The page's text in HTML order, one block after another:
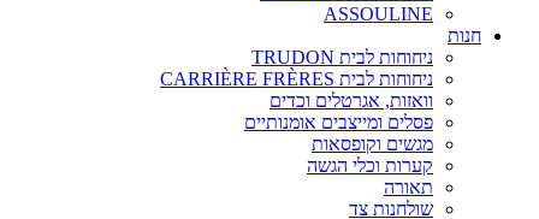
ASSOULINE
חנות
ניחוחות לבית TRUDON
ניחוחות לבית CARRIÈRE FRÈRES
וואזות, אגרטלים וכדים
פסלים ומייצבים אומנותיים
מגשים וקופסאות
קערות וכלי הגשה
תאורה
שולחנות צד